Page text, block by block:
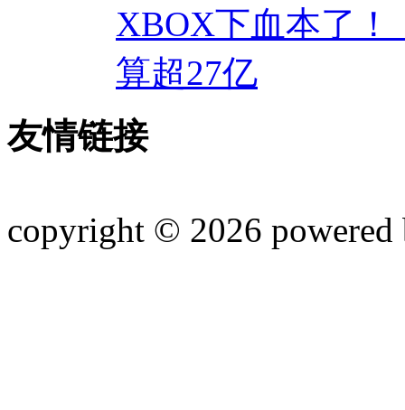
XBOX下血本了！
算超27亿
友情链接
copyright © 2026